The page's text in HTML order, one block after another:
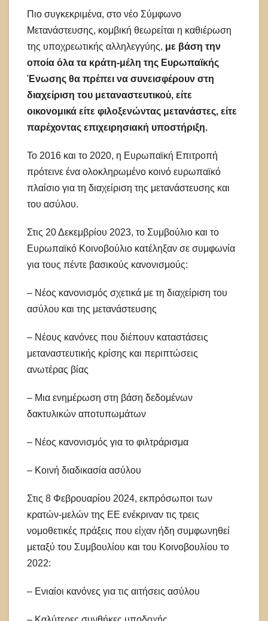
Πιο συγκεκριμένα, στο νέο Σύμφωνο
Μετανάστευσης, κομβική θεωρείται η καθιέρωση
της υποχρεωτικής αλληλεγγύης, με βάση την
οποία όλα τα κράτη-μέλη της Ευρωπαϊκής
Ένωσης θα πρέπει να συνεισφέρουν στη
διαχείριση του μεταναστευτικού, είτε
οικονομικά είτε φιλοξενώντας μετανάστες, είτε
παρέχοντας επιχειρησιακή υποστήριξη.
Το 2016 και το 2020, η Ευρωπαϊκή Επιτροπή
πρότεινε ένα ολοκληρωμένο κοινό ευρωπαϊκό
πλαίσιο για τη διαχείριση της μετανάστευσης και
του ασύλου.
Στις 20 Δεκεμβρίου 2023, το Συμβούλιο και το
Ευρωπαϊκό Κοινοβούλιο κατέληξαν σε συμφωνία
για τους πέντε βασικούς κανονισμούς:
– Νέος κανονισμός σχετικά με τη διαχείριση του
ασύλου και της μετανάστευσης
– Νέους κανόνες που διέπουν καταστάσεις
μεταναστευτικής κρίσης και περιπτώσεις
ανωτέρας βίας
– Μια ενημέρωση στη βάση δεδομένων
δακτυλικών αποτυπωμάτων
– Νέος κανονισμός για το φιλτράρισμα
– Κοινή διαδικασία ασύλου
Στις 8 Φεβρουαρίου 2024, εκπρόσωποι των
κρατών-μελών της ΕΕ ενέκριναν τις τρεις
νομοθετικές πράξεις που είχαν ήδη συμφωνηθεί
μεταξύ του Συμβουλίου και του Κοινοβουλίου το
2022:
– Ενιαίοι κανόνες για τις αιτήσεις ασύλου